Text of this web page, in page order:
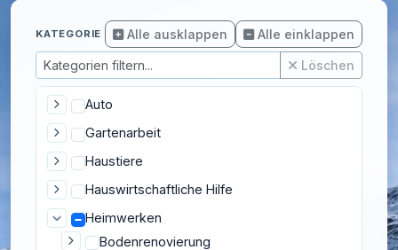
KATEGORIE Alle ausklappen Alle einklappen
Löschen
Auto
Gartenarbeit
Haustiere
Hauswirtschaftliche Hilfe
Heimwerken
Bodenrenovierung